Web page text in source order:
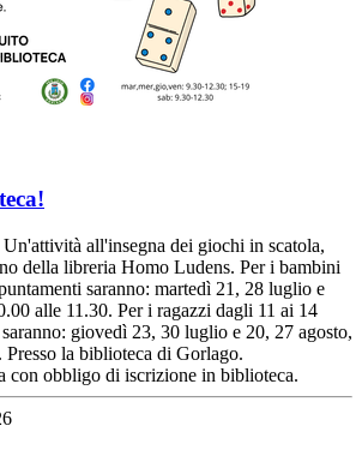
all'insegna dei giochi in scatola,
della libreria Homo Ludens. Per i bambini
saranno: martedì 21, 28 luglio e
alle 11.30. Per i ragazzi dagli 11 ai 14
giovedì 23, 30 luglio e 20, 27 agosto,
la biblioteca di Gorlago.
con obbligo di iscrizione in biblioteca.